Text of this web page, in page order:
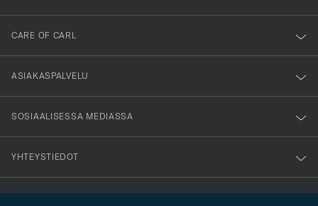
dig
till
vårt
nyhetsbrev!
CARE OF CARL
ASIAKASPALVELU
SOSIAALISESSA MEDIASSA
YHTEYSTIEDOT